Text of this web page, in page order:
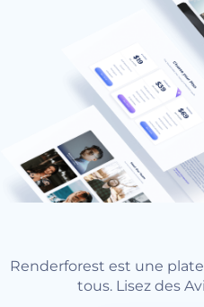
Renderforest est une
tous. Lisez des